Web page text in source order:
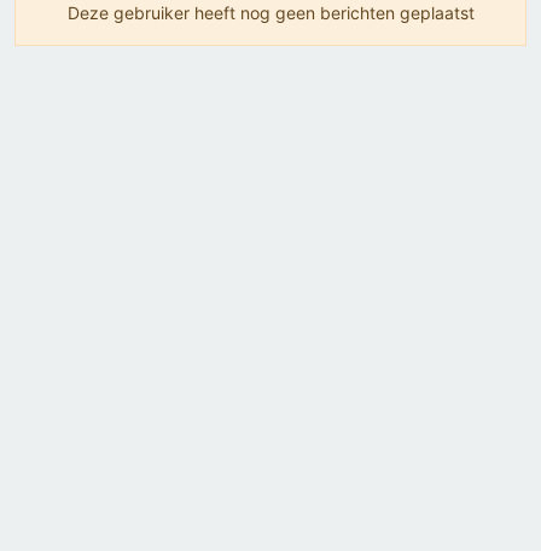
Deze gebruiker heeft nog geen berichten geplaatst